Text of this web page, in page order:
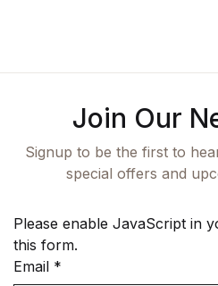
Join Our
Signup to be the first to
special offers and
Please enable JavaScript in
this form.
Email *